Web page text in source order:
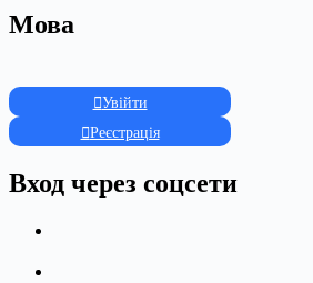
Мова
Увійти
Реєстрація
Вход через соцсети